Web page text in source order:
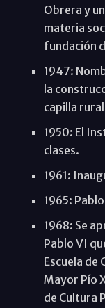
Obrera y
materia
fundación
1947:
la
capilla
1950: El
clases.
1961:
1965:
1968: Se
Pablo VI
Escuela de
Mayor Pío
de Cultura